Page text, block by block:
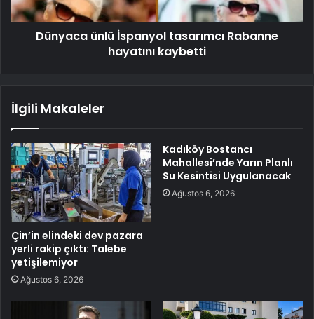
Dünyaca ünlü İspanyol tasarımcı Rabanne
hayatını kaybetti
İlgili Makaleler
Çin’in elindeki dev pazara
yerli rakip çıktı: Talebe
yetişilemiyor
Ağustos 6, 2026
Kadıköy Bostancı
Mahallesi’nde Yarın Planlı
Su Kesintisi Uygulanacak
Ağustos 6, 2026